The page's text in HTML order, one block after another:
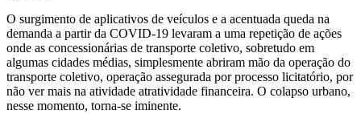
O surgimento de aplicativos de veículos e a acentuada queda na
demanda a partir da COVID-19 levaram a uma repetição de ações
onde as concessionárias de transporte coletivo, sobretudo em
algumas cidades médias, simplesmente abriram mão da operação do
transporte coletivo, operação assegurada por processo licitatório, por
não ver mais na atividade atratividade financeira. O colapso urbano,
nesse momento, torna-se iminente.